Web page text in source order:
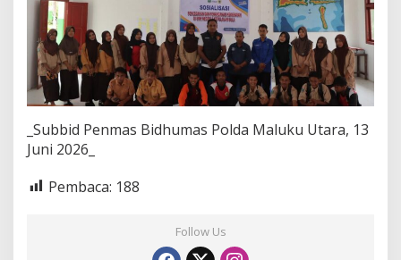
_Subbid Penmas Bidhumas Polda Maluku Utara, 13
Juni 2026_
Pembaca: 188
Follow Us